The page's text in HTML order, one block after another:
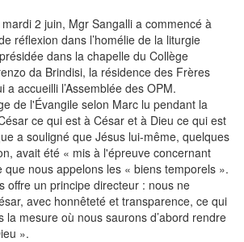
mardi 2 juin, Mgr Sangalli a commencé à
réflexion dans l’homélie de la liturgie
dans la chapelle du Collège
da Brindisi, la résidence des Frères
a accueilli l’Assemblée des OPM.
de l'Évangile selon Marc lu pendant la
ce qui est à César et à Dieu ce qui est
a souligné que Jésus lui-même, quelques
avait été « mis à l'épreuve concernant
que nous appelons les « biens temporels ».
offre un principe directeur : nous ne
avec honnêteté et transparence, ce qui
la mesure où nous saurons d’abord rendre
».